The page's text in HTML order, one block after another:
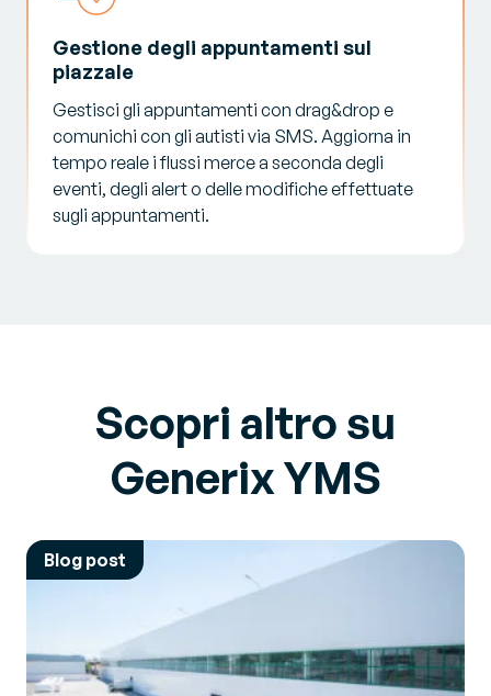
Gestione degli appuntamenti sul
piazzale
Gestisci gli appuntamenti con drag&drop e
comunichi con gli autisti via SMS. Aggiorna in
tempo reale i flussi merce a seconda degli
eventi, degli alert o delle modifiche effettuate
sugli appuntamenti.
Scopri altro su
Generix YMS
Blog post